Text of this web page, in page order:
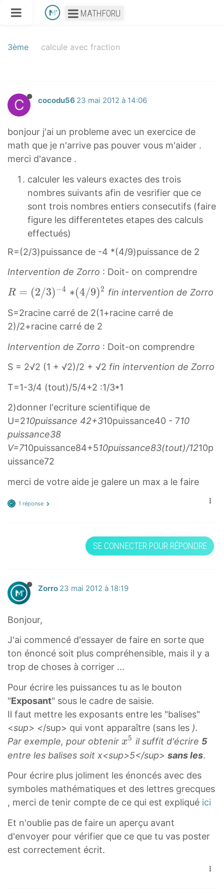
MATHFORU
3ème calcule avec fraction
C cocodu56 23 mai 2012 à 14:06
bonjour j'ai un probleme avec un exercice de
math que je n'arrive pas pouver vous m'aider .
merci d'avance .
calculer les valeurs exactes des trois
nombres suivants afin de vesrifier que ce
sont trois nombres entiers consecutifs (faire
figure les differentetes etapes des calculs
effectués)
R=(2/3)puissance de -4 *(4/9)puissance de 2
Intervention de Zorro : Doit- on comprendre
R
(
2
/
)
−
R
=
(
2
/
)
^
R = (2/3)−4 ∗
4
/
9
2
*
(
4
/
)
∗(4/9)2 fin intervention de Zorro
S=2racine carré de 2(1+racine carré de
2)/2+racine carré de 2
Intervention de Zorro : Doit-on comprendre
S = 2√2 (1 + √2)/2 + √2 fin intervention de Zorro
T=1-3/4 (tout)/5/4+2 :1/3*1
2)donner l'ecriture scientifique de
U=210puissance 42+310puissance40 - 710
puissance38
V=710puissance84+510puissance83(tout)/1210p
uissance72
merci de votre aide je galere un max a le faire
1 réponse
SE CONNECTER POUR RÉPONDRE
Zorro 23 mai 2012 à 18:19
Bonjour,
J'ai commencé d'essayer de faire en sorte que
ton énoncé soit plus compréhensible, mais il y a
trop de choses à corriger ...
Pour écrire les puissances tu as le bouton
"Exposant" sous le cadre de saisie.
Il faut mettre les exposants entre les "balises"
<sup> </sup> qui vont apparaître (sans les ).
Par exemple, pour obtenir x
5
^
5
x5 il suffit d'écrire 5
entre les balises soit x<sup>5</sup> sans les.
Pour écrire plus joliment les énoncés avec des
symboles mathématiques et des lettres grecques
, merci de tenir compte de ce qui est expliqué ici
Et n'oublie pas de faire un aperçu avant
d'envoyer pour vérifier que ce que tu vas poster
est correctement écrit.